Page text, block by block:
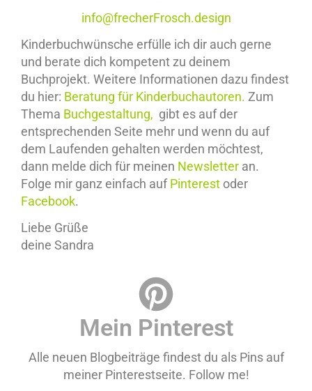
info@frecherFrosch.design
Kinderbuchwünsche erfülle ich dir auch gerne
und berate dich kompetent zu deinem
Buchprojekt. Weitere Informationen dazu findest
du hier: Beratung für Kinderbuchautoren. Zum
Thema Buchgestaltung, gibt es auf der
entsprechenden Seite mehr und wenn du auf
dem Laufenden gehalten werden möchtest,
dann melde dich für meinen Newsletter an.
Folge mir ganz einfach aufPinterest oder
Facebook.
Liebe Grüße
deine Sandra
Mein Pinterest
Alle neuen Blogbeiträge findest du als Pins auf
meiner Pinterestseite. Follow me!